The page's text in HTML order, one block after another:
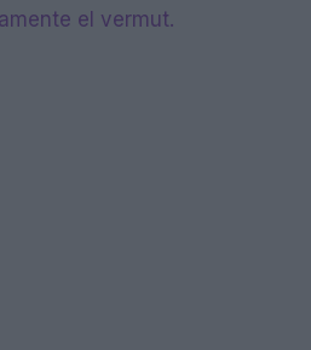
el vermut.